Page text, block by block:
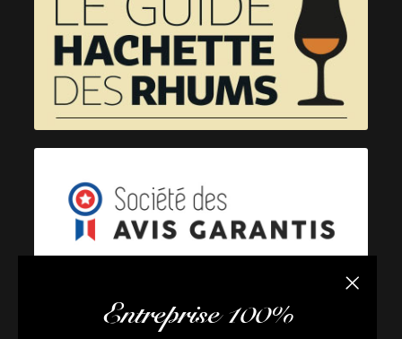
Fermer
Entreprise 100%
Conditions de livraison